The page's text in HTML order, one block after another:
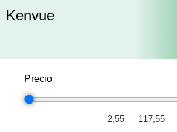
Kenvue
Precio
2,55 — 117,55